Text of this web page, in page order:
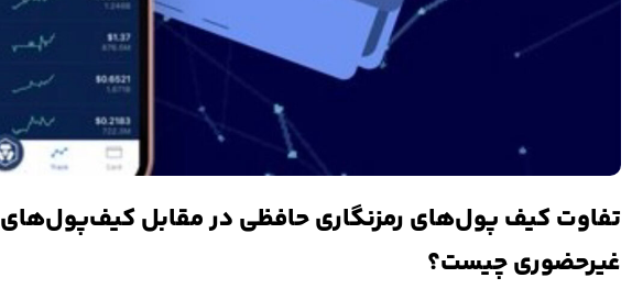
تفاوت کیف پول‌های رمزنگاری حافظی در مقابل کیف‌پول‌های
غیرحضوری چیست؟